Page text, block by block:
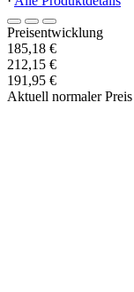
Preisentwicklung
185,18 €
212,15 €
191,95 €
Aktuell normaler Preis